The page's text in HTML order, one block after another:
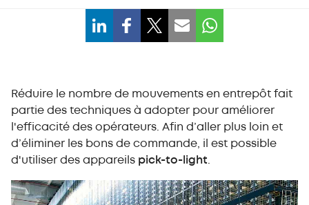
MECALUX LAB
ENTREPRISE
Réduire le nombre de mouvements en entrepôt fait
partie des techniques à adopter pour améliorer
l'efficacité des opérateurs. Afin d’aller plus loin et
d’éliminer les bons de commande, il est possible
d'utiliser des appareils pick-to-light